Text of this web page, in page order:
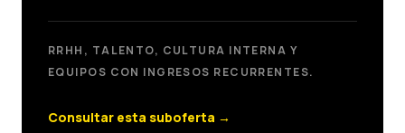
RRHH, TALENTO, CULTURA INTERNA Y
EQUIPOS CON INGRESOS RECURRENTES.
Consultar esta suboferta →